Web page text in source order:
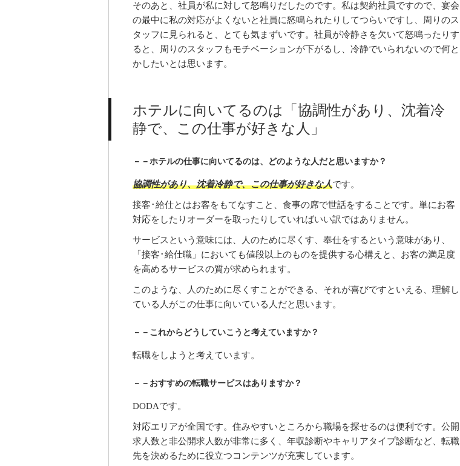
そのあと、社員が私に対して怒鳴りだしたのです。私は契約社員ですので、宴会
の最中に私の対応がよくないと社員に怒鳴られたりしてつらいですし、周りのス
タッフに見られると、とても気まずいです。社員が冷静さを欠いて怒鳴ったりす
ると、周りのスタッフもモチベーションが下がるし、冷静でいられないので何と
かしたいとは思います。
ホテルに向いてるのは「協調性があり、沈着冷
静で、この仕事が好きな人」
－－ホテルの仕事に向いてるのは、どのような人だと思いますか？
協調性があり、沈着冷静で、この仕事が好きな人です。
接客･給仕とはお客をもてなすこと、食事の席で世話をすることです。単にお客
対応をしたりオーダーを取ったりしていればいい訳ではありません。
サービスという意味には、人のために尽くす、奉仕をするという意味があり、
「接客･給仕職」においても値段以上のものを提供する心構えと、お客の満足度
を高めるサービスの質が求められます。
このような、人のために尽くすことができる、それが喜びですといえる、理解し
ている人がこの仕事に向いている人だと思います。
－－これからどうしていこうと考えていますか？
転職をしようと考えています。
－－おすすめの転職サービスはありますか？
DODAです。
対応エリアが全国です。住みやすいところから職場を探せるのは便利です。公開
求人数と非公開求人数が非常に多く、年収診断やキャリアタイプ診断など、転職
先を決めるために役立つコンテンツが充実しています。